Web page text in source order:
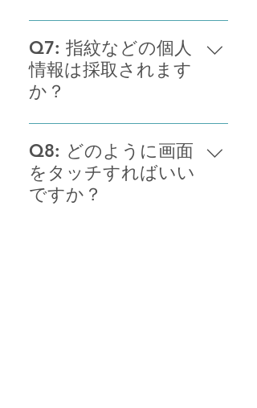
エネルギーの流れは一般的な電磁
波とは異なり、東洋医学で言う
「気」に近いものです。健康被害
への影響はありません。
Q7: 指紋などの個人
情報は採取されます
か？
いいえ、指紋を採取する機能は存
在しません。安心してご利用くだ
さい。
Q8: どのように画面
をタッチすればいい
ですか？